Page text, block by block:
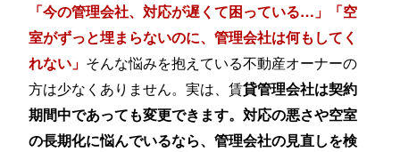
「今の管理会社、対応が遅くて困っている…」「空
室がずっと埋まらないのに、管理会社は何もしてく
れない」 そんな悩みを抱えている不動産オーナーの
方は少なくありません。実は、賃貸管理会社は契約
期間中であっても変更できます。対応の悪さや空室
の長期化に悩んでいるなら、管理会社の見直しを検